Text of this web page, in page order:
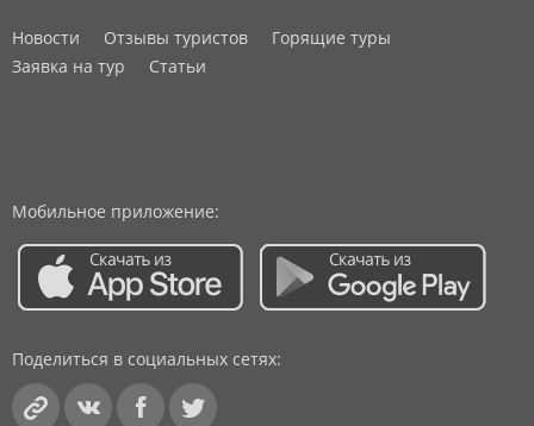
Новости Отзывы туристов
Горящие туры
Заявка на тур
Статьи
Мобильное приложение:
Поделиться в социальных сетях: